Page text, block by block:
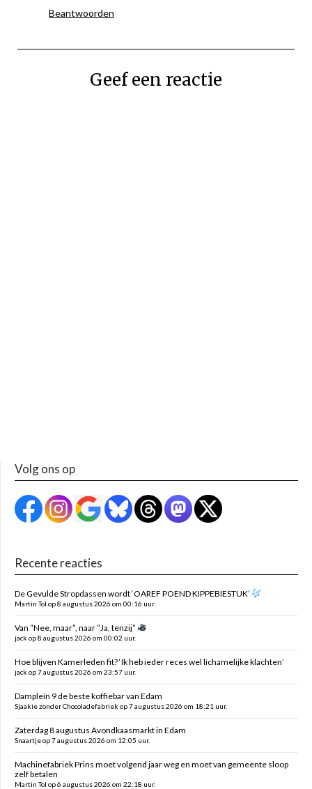
Beantwoorden
Geef een reactie
Volg ons op
Recente reacties
De Gevulde Stropdassen wordt ‘OAREF POEND KIPPEBIESTUK’
Martin Tol op 8 augustus 2026 om 00:16 uur.
Van “Nee, maar”, naar “Ja, tenzij”
jack op 8 augustus 2026 om 00:02 uur.
Hoe blijven Kamerleden fit? ‘Ik heb ieder reces wel lichamelijke klachten’
jack op 7 augustus 2026 om 23:57 uur.
Damplein 9 de beste koffiebar van Edam
Sjaakie zonder Chocoladefabriek op 7 augustus 2026 om 18:21 uur.
Zaterdag 8 augustus Avondkaasmarkt in Edam
Snaartje op 7 augustus 2026 om 12:05 uur.
Machinefabriek Prins moet volgend jaar weg en moet van gemeente sloop
zelf betalen
Martin Tol op 6 augustus 2026 om 22:18 uur.